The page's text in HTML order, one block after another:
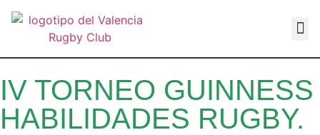
IV TORNEO GUINNESS
HABILIDADES RUGBY.